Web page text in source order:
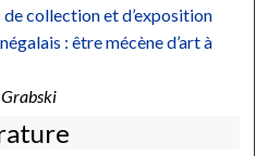
collection et d’exposition
: être mécène d’art à